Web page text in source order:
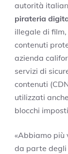
autorità
pirateria
illegale di
contenuti
azienda
servizi di
contenuti
utilizzati
blocchi
«Abbiamo più
da parte degli